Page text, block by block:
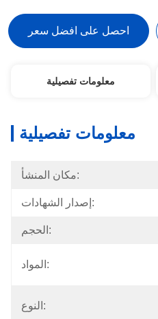
احصل على افضل سعر
معلومات تفصيلية
معلومات تفصيلية
مكان المنشأ:
إصدار الشهادات:
الحجم:
المواد:
النوع: